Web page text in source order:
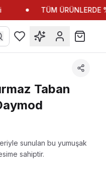
TÜM ÜRÜNLERDE
Taban
sunulan bu yumuşak
sahiptir.